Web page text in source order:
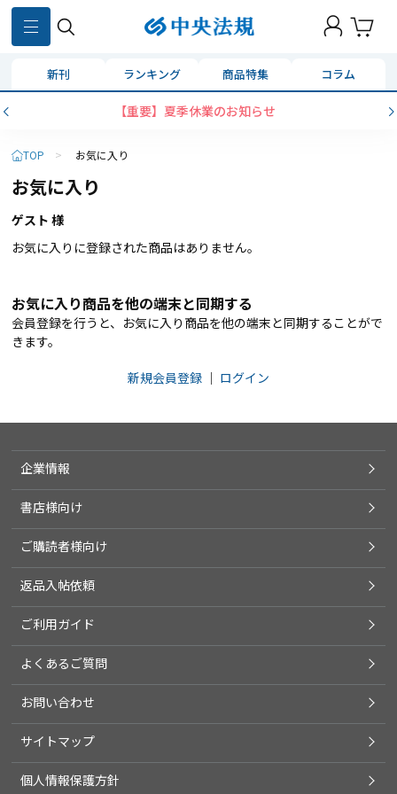
新刊 ランキング 商品特集 コラム
【重要】夏季休業のお知らせ
TOP > お気に入り
お気に入り
ゲスト 様
お気に入りに登録された商品はありません。
お気に入り商品を他の端末と同期する
会員登録を行うと、お気に入り商品を他の端末と同期することがで
きます。
新規会員登録 ｜ ログイン
企業情報
書店様向け
ご購読者様向け
返品入帖依頼
ご利用ガイド
よくあるご質問
お問い合わせ
サイトマップ
個人情報保護方針